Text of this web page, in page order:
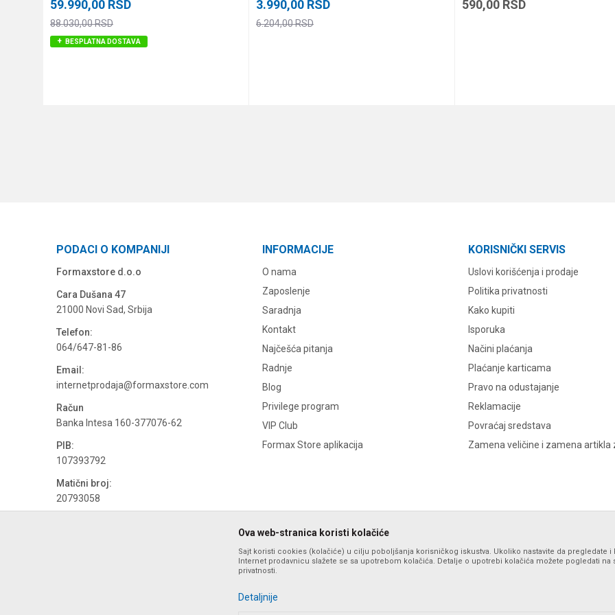
59.990,00 RSD
88.030,00RSD
BESPLATNA DOSTAVA
3.990,00 RSD
6.204,00RSD
590,00 RSD
PODACI O KOMPANIJI
Formaxstore d.o.o
Cara Dušana 47
21000 Novi Sad, Srbija
Telefon:
064/647-81-86
Email:
internetprodaja@formaxstore.com
Račun
Banka Intesa 160-377076-62
PIB:
107393792
Matični broj:
20793058
INFORMACIJE
O nama
Zaposlenje
Saradnja
Kontakt
Najčešća pitanja
Radnje
Blog
Privilege program
VIP Club
Formax Store aplikacija
KORISNIČKI SERVIS
Uslovi korišćenja i prodaje
Politika privatnosti
Kako kupiti
Isporuka
Načini plaćanja
Plaćanje karticama
Pravo na odustajanje
Reklamacije
Povraćaj sredstava
Zamena veličine i zamena artikla
Ova web-stranica koristi kolačiće
Sajt koristi cookies (kolačiće) u cilju poboljšanja korisničkog iskustva. Ukoliko nastavite da pregledate i
Internet prodavnicu slažete se sa upotrebom kolačića. Detalje o upotrebi kolačića možete pogledati na
privatnosti.
Detaljnije